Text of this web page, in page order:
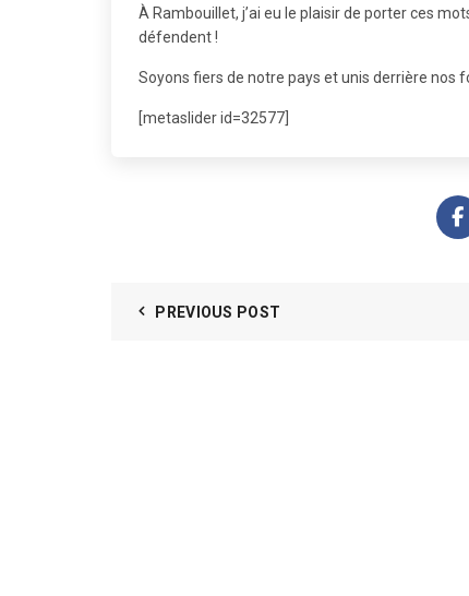
À Rambouillet, j’ai eu le plaisir de porter ces
défendent !
Soyons fiers de notre pays et unis derrière nos
[metaslider id=32577]
PREVIOUS POST